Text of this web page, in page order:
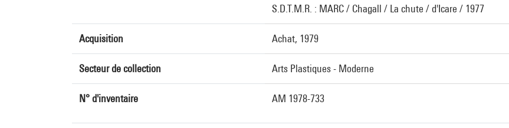
S.D.T.M.R. : MARC / Chagall / La chute / d'Icare / 1977
Acquisition Achat, 1979
Secteur de collection Arts Plastiques - Moderne
N° d'inventaire AM 1978-733